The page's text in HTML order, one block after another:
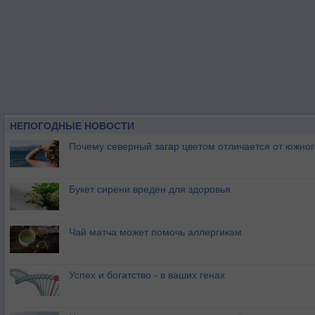
НЕПОГОДНЫЕ НОВОСТИ
Почему северный загар цветом отличается от
Букет сирени вреден для здоровья
Чай матча может помочь аллергикам
Успех и богатство - в ваших генах